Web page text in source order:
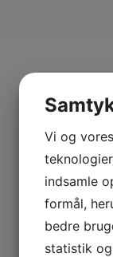
Vi og
indsamle
formål,
bedre
statistik